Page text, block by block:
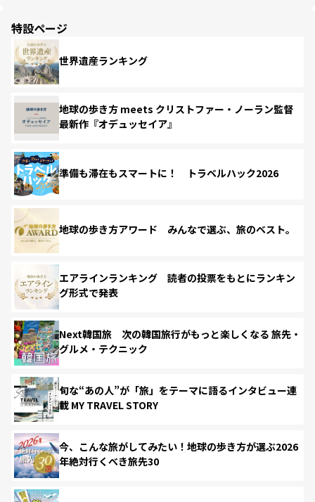
特設ページ
世界遺産ランキング
地球の歩き方 meets クリストファー・ノーラン監督
最新作『オデュッセイア』
準備も滞在もスマートに！ トラベルハック2026
地球の歩き方アワード みんなで選ぶ、旅のベスト。
エアラインランキング 読者の投票をもとにランキン
グ形式で発表
Next韓国旅 次の韓国旅行がもっと楽しくなる 旅先・
グルメ・テクニック
旬な“あの人”が「旅」をテーマに語るインタビュー連
載 MY TRAVEL STORY
今、こんな旅がしてみたい！地球の歩き方が選ぶ2026
年絶対行くべき旅先30